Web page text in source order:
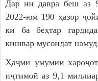
Дар ин давра беш аз
2022-юм 190 ҳазор
ки ба беҳтар
кишвар мусоидат
Ҳаҷми умумии
иҷтимоӣ аз 9,1